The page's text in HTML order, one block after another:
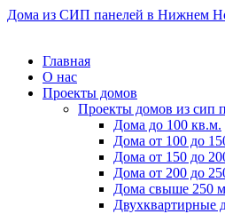
Дома из СИП панелей в Нижнем
Главная
О нас
Проекты домов
Проекты домов из сип
Дома до 100 кв.м.
Дома от 100 до
Дома от 150 до
Дома от 200 до
Дома свыше 250
Двухквартирные